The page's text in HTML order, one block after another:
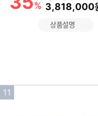
% 할인금액
3,818,000
상품설명
인
11